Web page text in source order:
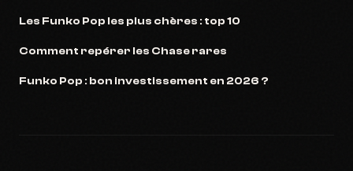
Les Funko Pop les plus chères : top 10
Comment repérer les Chase rares
Funko Pop : bon investissement en 2026 ?